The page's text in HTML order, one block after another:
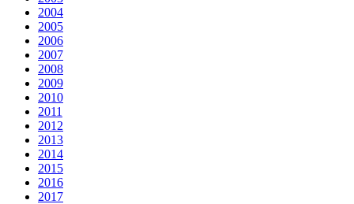
2004
2005
2006
2007
2008
2009
2010
2011
2012
2013
2014
2015
2016
2017